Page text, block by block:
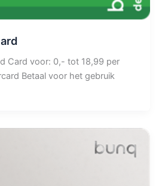
Card voor: 0,- tot 18,99 per
Betaal voor het gebruik